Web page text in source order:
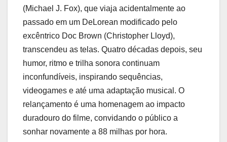
(Michael J. Fox), que viaja acidentalmente ao
passado em um DeLorean modificado pelo
excêntrico Doc Brown (Christopher Lloyd),
transcendeu as telas. Quatro décadas depois, seu
humor, ritmo e trilha sonora continuam
inconfundíveis, inspirando sequências,
videogames e até uma adaptação musical. O
relançamento é uma homenagem ao impacto
duradouro do filme, convidando o público a
sonhar novamente a 88 milhas por hora.